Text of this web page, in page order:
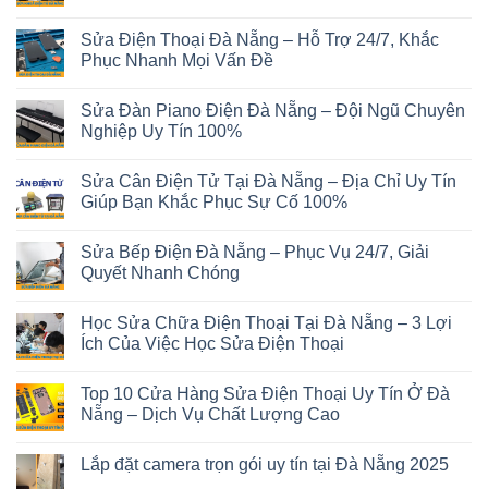
Sửa Điện Thoại Đà Nẵng – Hỗ Trợ 24/7, Khắc
Phục Nhanh Mọi Vấn Đề
Sửa Đàn Piano Điện Đà Nẵng – Đội Ngũ Chuyên
Nghiệp Uy Tín 100%
Sửa Cân Điện Tử Tại Đà Nẵng – Địa Chỉ Uy Tín
Giúp Bạn Khắc Phục Sự Cố 100%
Sửa Bếp Điện Đà Nẵng – Phục Vụ 24/7, Giải
Quyết Nhanh Chóng
Học Sửa Chữa Điện Thoại Tại Đà Nẵng – 3 Lợi
Ích Của Việc Học Sửa Điện Thoại
Top 10 Cửa Hàng Sửa Điện Thoại Uy Tín Ở Đà
Nẵng – Dịch Vụ Chất Lượng Cao
Lắp đặt camera trọn gói uy tín tại Đà Nẵng 2025